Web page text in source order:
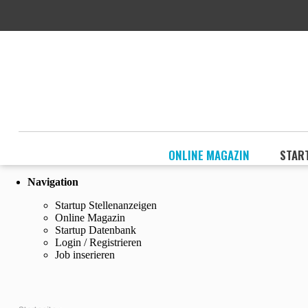
ONLINE MAGAZIN
Navigation
Startup Stellenanzeigen
Online Magazin
Startup Datenbank
Login / Registrieren
Job inserieren